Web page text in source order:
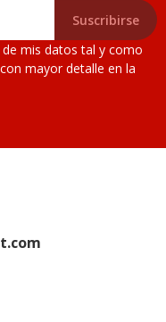
Suscribirse
mis datos tal y como
mayor detalle en la